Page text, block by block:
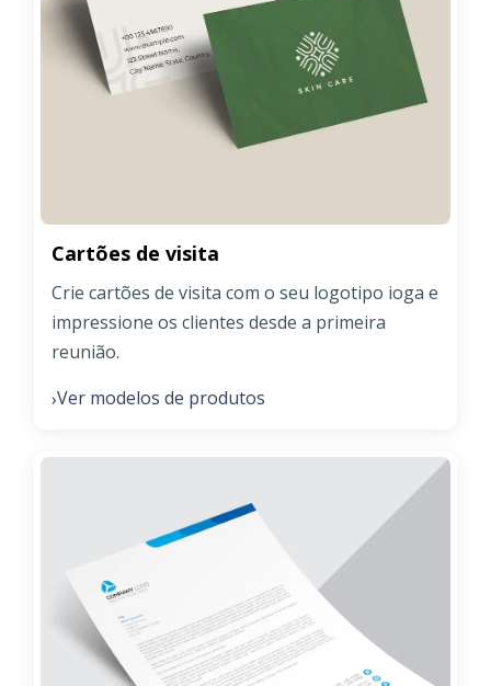
Cartões de visita
Crie cartões de visita com o seu logotipo ioga e
impressione os clientes desde a primeira
reunião.
›Ver modelos de produtos